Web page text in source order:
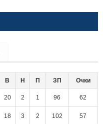
В Н П ЗП Очки
20 2 1 96 62
18 3 2 102 57